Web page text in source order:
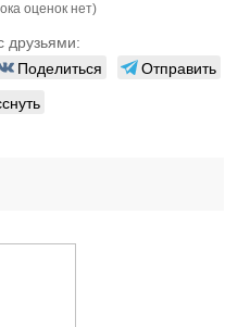
оценок нет)
друзьями:
Поделиться
Отправить